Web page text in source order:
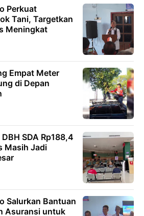
Perkuat
Tani, Targetkan
Meningkat
Empat Meter
di Depan
SDA Rp188,4
Masih Jadi
Salurkan Bantuan
Asuransi untuk